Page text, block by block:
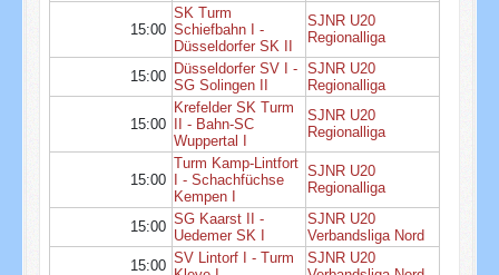
15:00
SK Turm
Schiefbahn I -
Düsseldorfer SK II
SJNR U20
Regionalliga
15:00 Düsseldorfer SV I -
SG Solingen II
SJNR U20
Regionalliga
15:00
Krefelder SK Turm
II - Bahn-SC
Wuppertal I
SJNR U20
Regionalliga
15:00
Turm Kamp-Lintfort
I - Schachfüchse
Kempen I
SJNR U20
Regionalliga
15:00 SG Kaarst II -
Uedemer SK I
SJNR U20
Verbandsliga Nord
15:00 SV Lintorf I - Turm
SJNR U20